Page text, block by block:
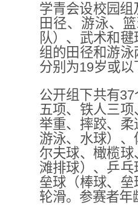
学青会设校园
田径、游泳、
队）、武术和
组的田径和游
分别为19岁或
公开组下共有
五项、铁人三
举重、摔跤、
游泳、水球）
尔夫球、橄榄
滩排球）、乒
垒球（棒球、
轮滑。参赛者年